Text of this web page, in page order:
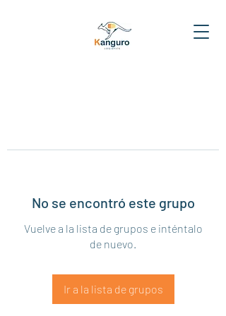
No se encontró este grupo
Vuelve a la lista de grupos e inténtalo
de nuevo.
Ir a la lista de grupos